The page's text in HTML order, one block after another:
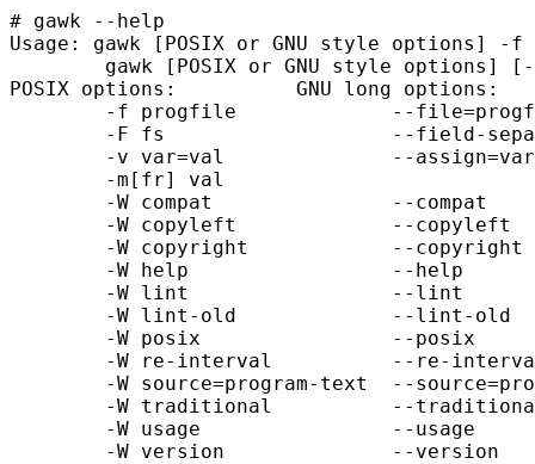
# gawk --help
Usage: gawk [POSIX or GNU style
gawk [POSIX or GNU style options]
POSIX options:          GNU long options:
-f progfile             --
-F fs                   --field-
-v var=val              --
        -m[fr] val
        -W compat               --compat
        -W copyleft             --copyleft
        -W copyright            --copyright
        -W help                 --help
        -W lint                 --lint
        -W lint-old             --lint-old
        -W posix                --posix
-W re-interval          --re-
-W source=program-text  --
-W traditional          --
        -W usage                --usage
        -W version              --version